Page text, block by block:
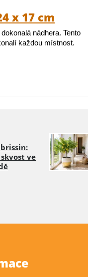
x 17 cm
nádhera. Tento
každou místnost.
ve